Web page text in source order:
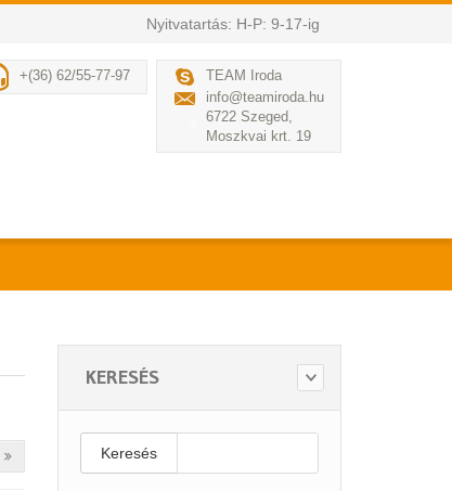
Nyitvatartás: H-P: 9-17-ig
TEAM Iroda
info@teamiroda.hu
6722 Szeged,
Moszkvai krt. 19
+(36) 62/55-77-97
KERESÉS
Keresés